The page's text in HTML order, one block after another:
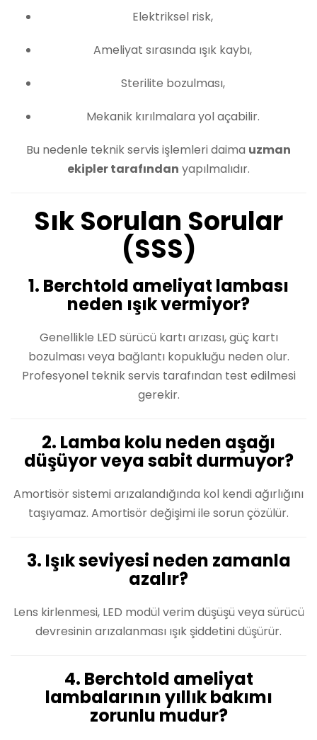
Elektriksel risk,
Ameliyat sırasında ışık kaybı,
Sterilite bozulması,
Mekanik kırılmalara yol açabilir.
Bu nedenle teknik servis işlemleri daima uzman
ekipler tarafından yapılmalıdır.
Sık Sorulan Sorular
(SSS)
1. Berchtold ameliyat lambası
neden ışık vermiyor?
Genellikle LED sürücü kartı arızası, güç kartı
bozulması veya bağlantı kopukluğu neden olur.
Profesyonel teknik servis tarafından test edilmesi
gerekir.
2. Lamba kolu neden aşağı
düşüyor veya sabit durmuyor?
Amortisör sistemi arızalandığında kol kendi ağırlığını
taşıyamaz. Amortisör değişimi ile sorun çözülür.
3. Işık seviyesi neden zamanla
azalır?
Lens kirlenmesi, LED modül verim düşüşü veya sürücü
devresinin arızalanması ışık şiddetini düşürür.
4. Berchtold ameliyat
lambalarının yıllık bakımı
zorunlu mudur?